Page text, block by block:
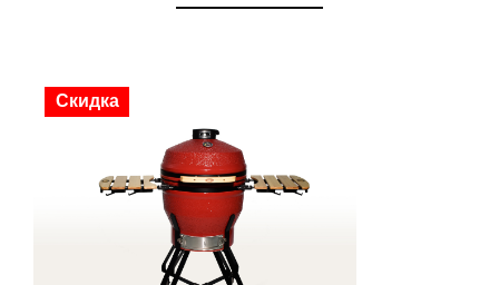
Start Grill SG24 PRO одновременно сочетает в себе
функции гриля, барбекю, мангала, коптильни,
духовки, печи для пиццы и тандыра. Гриль
выполнен из экологически чистой толстостенной
керамики и очень прост в использовании,
потребуется совсем немного времени, чтобы
подготовить его к работе и начать готовить
Скидка